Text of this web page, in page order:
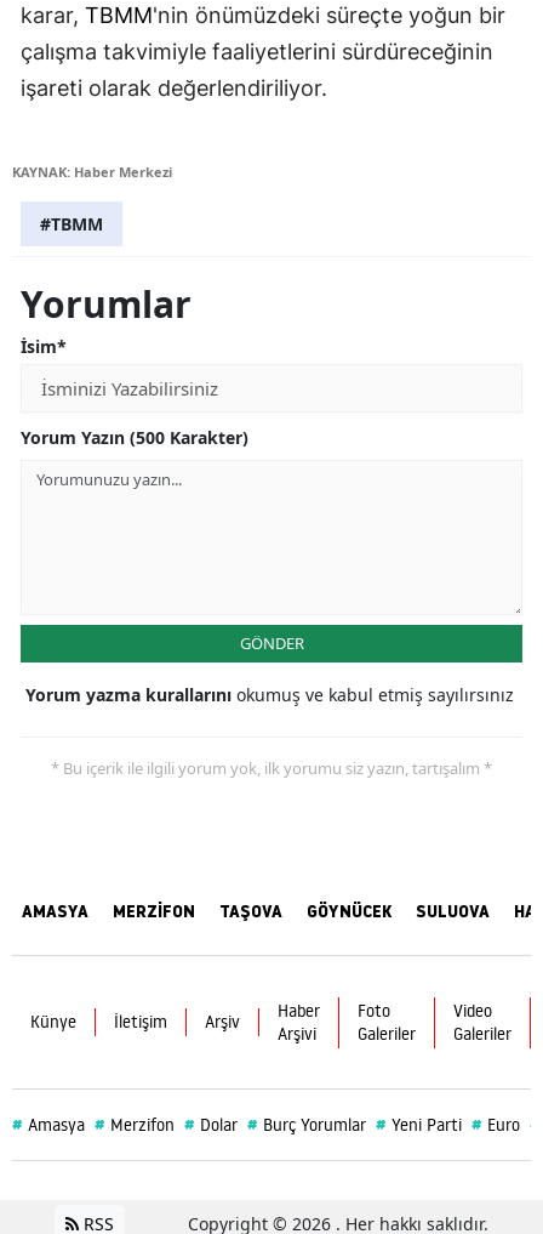
karar, TBMM'nin önümüzdeki süreçte yoğun bir
çalışma takvimiyle faaliyetlerini sürdüreceğinin
işareti olarak değerlendiriliyor.
KAYNAK: Haber Merkezi
#TBMM
Yorumlar
İsim*
Yorum Yazın (500 Karakter)
GÖNDER
Yorum yazma kurallarını okumuş ve kabul etmiş sayılırsınız
* Bu içerik ile ilgili yorum yok, ilk yorumu siz yazın, tartışalım *
AMASYA MERZİFON TAŞOVA GÖYNÜCEK SULUOVA
Künye İletişim Arşiv
Haber
Arşivi
Foto
Galeriler
Video
Galeriler
# Amasya # Merzifon # Dolar # Burç Yorumlar # Yeni Parti # Euro #
RSS Copyright © 2026 . Her hakkı saklıdır.